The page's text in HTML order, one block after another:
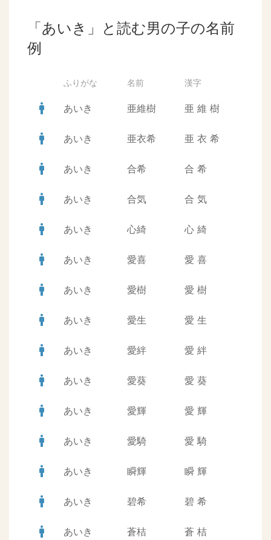
「あいき」と読む男の子の名前
例
ふりがな 名前 漢字
man あいき 亜維樹 亜 維 樹
man あいき 亜衣希 亜 衣 希
man あいき 合希 合 希
man あいき 合気 合 気
man あいき 心綺 心 綺
man あいき 愛喜 愛 喜
man あいき 愛樹 愛 樹
man あいき 愛生 愛 生
man あいき 愛絆 愛 絆
man あいき 愛葵 愛 葵
man あいき 愛輝 愛 輝
man あいき 愛騎 愛 騎
man あいき 瞬輝 瞬 輝
man あいき 碧希 碧 希
man あいき 蒼桔 蒼 桔